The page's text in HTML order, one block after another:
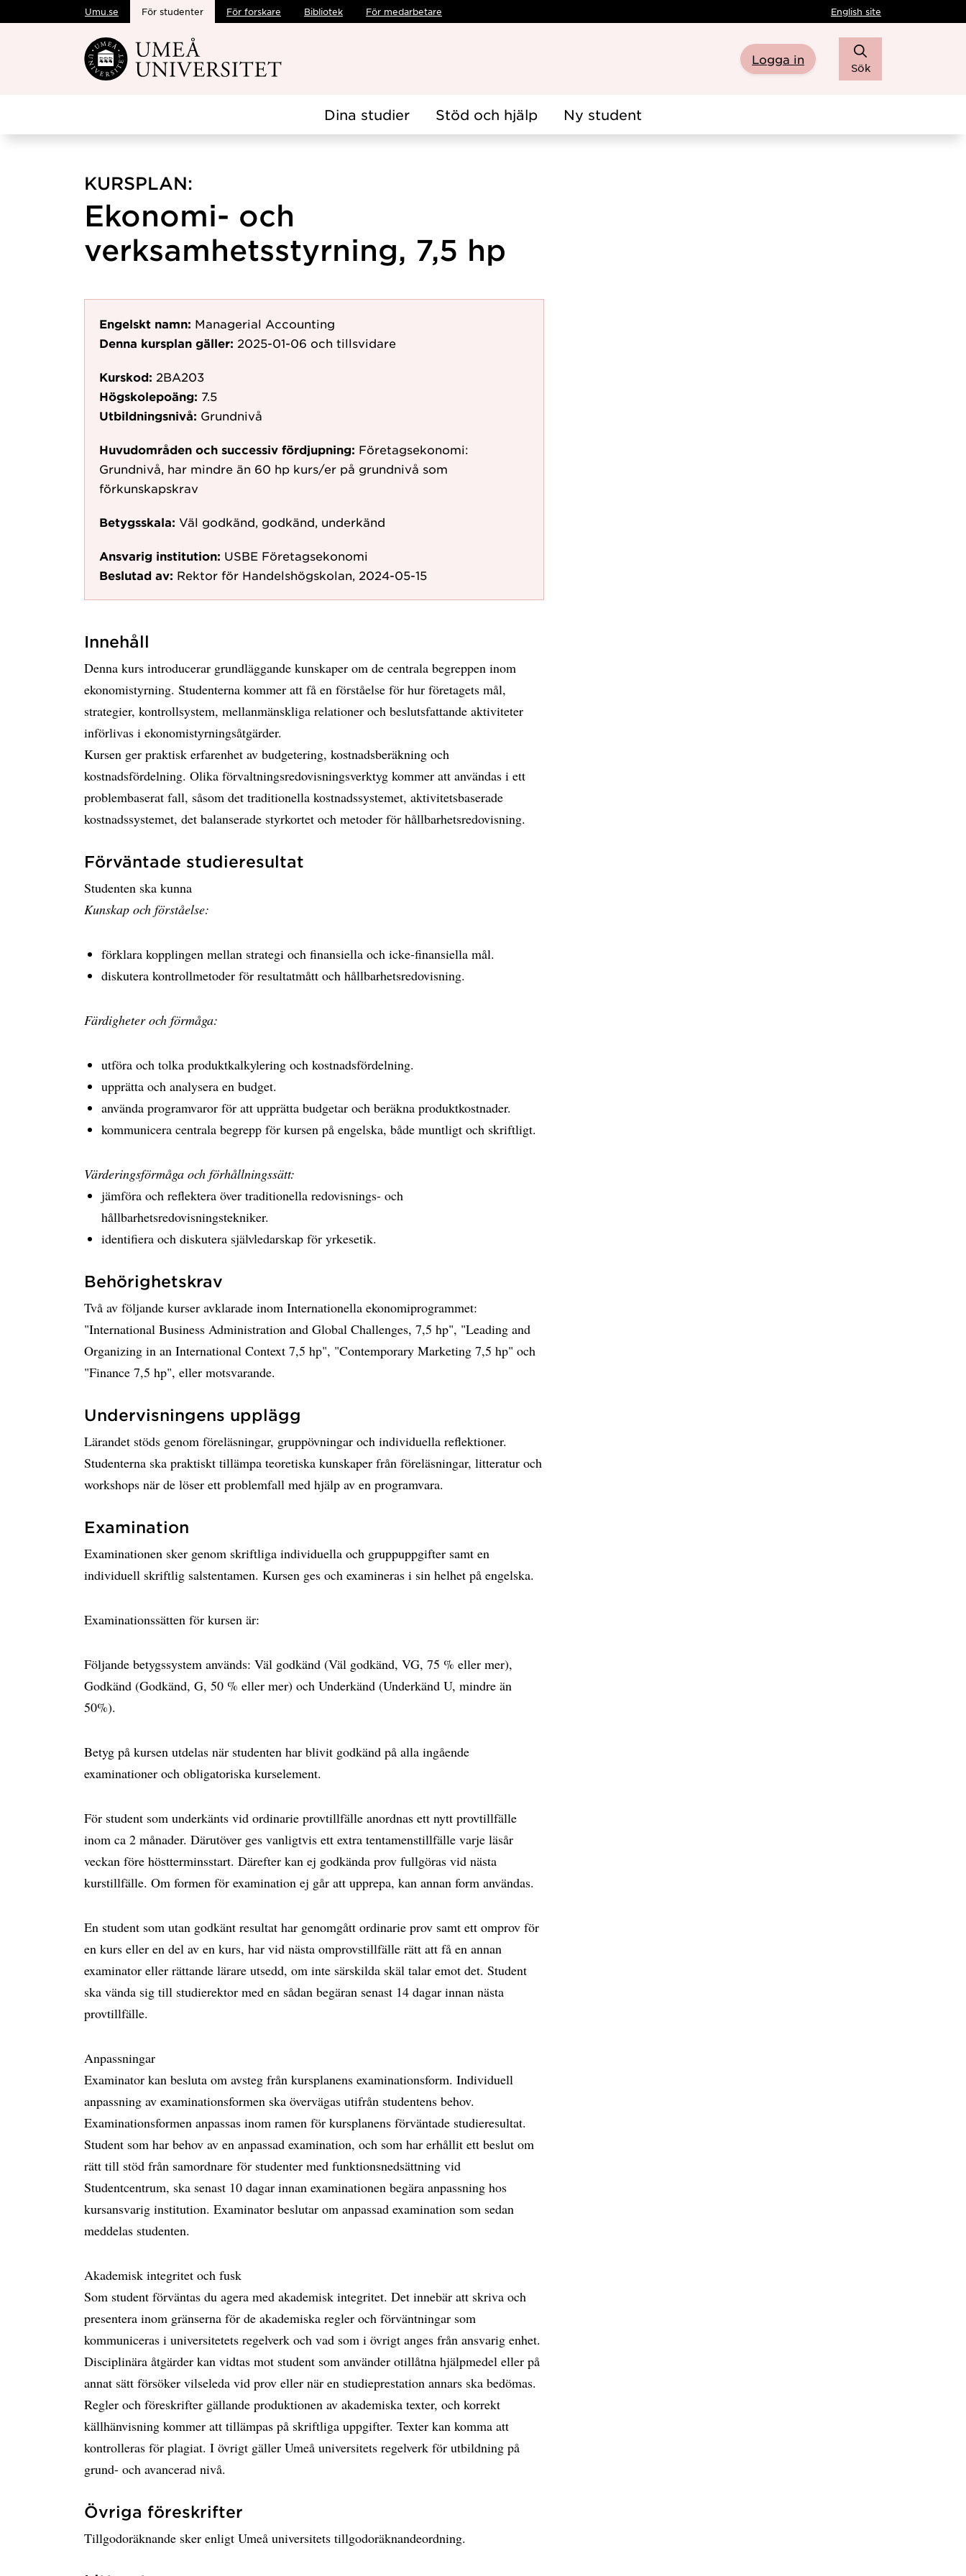
Hoppa direkt till innehållet
Umu.se För studenter För forskare Bibliotek För medarbetare English site
Logga in
Sök
Dina studier Stöd och hjälp Ny student
KURSPLAN:
Ekonomi- och
verksamhetsstyrning, 7,5 hp
Engelskt namn: Managerial Accounting
Denna kursplan gäller: 2025-01-06 och tillsvidare
Kurskod: 2BA203
Högskolepoäng: 7.5
Utbildningsnivå: Grundnivå
Huvudområden och successiv fördjupning: Företagsekonomi:
Grundnivå, har mindre än 60 hp kurs/er på grundnivå som
förkunskapskrav
Betygsskala: Väl godkänd, godkänd, underkänd
Ansvarig institution: USBE Företagsekonomi
Beslutad av: Rektor för Handelshögskolan, 2024-05-15
Innehåll
Denna kurs introducerar grundläggande kunskaper om de centrala begreppen inom
ekonomistyrning. Studenterna kommer att få en förståelse för hur företagets mål,
strategier, kontrollsystem, mellanmänskliga relationer och beslutsfattande aktiviteter
införlivas i ekonomistyrningsåtgärder.
Kursen ger praktisk erfarenhet av budgetering, kostnadsberäkning och
kostnadsfördelning. Olika förvaltningsredovisningsverktyg kommer att användas i ett
problembaserat fall, såsom det traditionella kostnadssystemet, aktivitetsbaserade
kostnadssystemet, det balanserade styrkortet och metoder för hållbarhetsredovisning.
Förväntade studieresultat
Studenten ska kunna
Kunskap och förståelse:
förklara kopplingen mellan strategi och finansiella och icke-finansiella mål.
diskutera kontrollmetoder för resultatmått och hållbarhetsredovisning.
Färdigheter och förmåga:
utföra och tolka produktkalkylering och kostnadsfördelning.
upprätta och analysera en budget.
använda programvaror för att upprätta budgetar och beräkna produktkostnader.
kommunicera centrala begrepp för kursen på engelska, både muntligt och skriftligt.
Värderingsförmåga och förhållningssätt:
jämföra och reflektera över traditionella redovisnings- och
hållbarhetsredovisningstekniker.
identifiera och diskutera självledarskap för yrkesetik.
Behörighetskrav
Två av följande kurser avklarade inom Internationella ekonomiprogrammet:
"International Business Administration and Global Challenges, 7,5 hp", "Leading and
Organizing in an International Context 7,5 hp", "Contemporary Marketing 7,5 hp" och
"Finance 7,5 hp", eller motsvarande.
Undervisningens upplägg
Lärandet stöds genom föreläsningar, gruppövningar och individuella reflektioner.
Studenterna ska praktiskt tillämpa teoretiska kunskaper från föreläsningar, litteratur och
workshops när de löser ett problemfall med hjälp av en programvara.
Examination
Examinationen sker genom skriftliga individuella och gruppuppgifter samt en
individuell skriftlig salstentamen. Kursen ges och examineras i sin helhet på engelska.
Examinationssätten för kursen är:
Följande betygssystem används: Väl godkänd (Väl godkänd, VG, 75 % eller mer),
Godkänd (Godkänd, G, 50 % eller mer) och Underkänd (Underkänd U, mindre än
50%).
Betyg på kursen utdelas när studenten har blivit godkänd på alla ingående
examinationer och obligatoriska kurselement.
För student som underkänts vid ordinarie provtillfälle anordnas ett nytt provtillfälle
inom ca 2 månader. Därutöver ges vanligtvis ett extra tentamenstillfälle varje läsår
veckan före höstterminsstart. Därefter kan ej godkända prov fullgöras vid nästa
kurstillfälle. Om formen för examination ej går att upprepa, kan annan form användas.
En student som utan godkänt resultat har genomgått ordinarie prov samt ett omprov för
en kurs eller en del av en kurs, har vid nästa omprovstillfälle rätt att få en annan
examinator eller rättande lärare utsedd, om inte särskilda skäl talar emot det. Student
ska vända sig till studierektor med en sådan begäran senast 14 dagar innan nästa
provtillfälle.
Anpassningar
Examinator kan besluta om avsteg från kursplanens examinationsform. Individuell
anpassning av examinationsformen ska övervägas utifrån studentens behov.
Examinationsformen anpassas inom ramen för kursplanens förväntade studieresultat.
Student som har behov av en anpassad examination, och som har erhållit ett beslut om
rätt till stöd från samordnare för studenter med funktionsnedsättning vid
Studentcentrum, ska senast 10 dagar innan examinationen begära anpassning hos
kursansvarig institution. Examinator beslutar om anpassad examination som sedan
meddelas studenten.
Akademisk integritet och fusk
Som student förväntas du agera med akademisk integritet. Det innebär att skriva och
presentera inom gränserna för de akademiska regler och förväntningar som
kommuniceras i universitetets regelverk och vad som i övrigt anges från ansvarig enhet.
Disciplinära åtgärder kan vidtas mot student som använder otillåtna hjälpmedel eller på
annat sätt försöker vilseleda vid prov eller när en studieprestation annars ska bedömas.
Regler och föreskrifter gällande produktionen av akademiska texter, och korrekt
källhänvisning kommer att tillämpas på skriftliga uppgifter. Texter kan komma att
kontrolleras för plagiat. I övrigt gäller Umeå universitets regelverk för utbildning på
grund- och avancerad nivå.
Övriga föreskrifter
Tillgodoräknande sker enligt Umeå universitets tillgodoräknandeordning.